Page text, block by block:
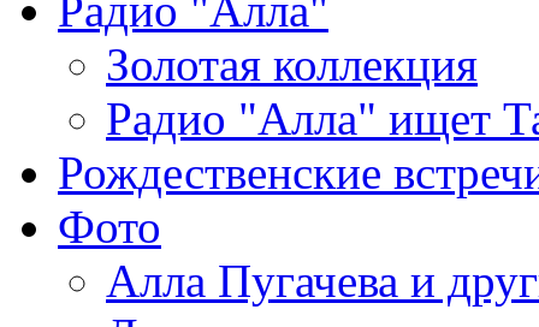
Золотая коллекция
Радио "Алла" ищет
Рождественские
Фото
Алла Пугачева и